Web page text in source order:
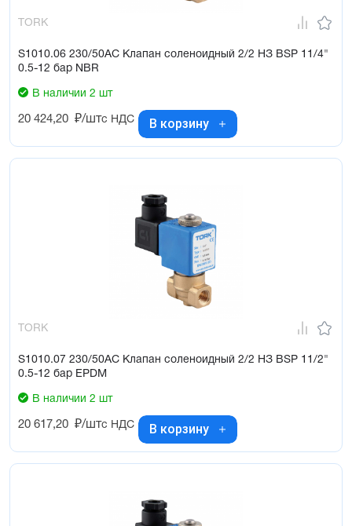
TORK
S1010.06 230/50AC Клапан соленоидный 2/2 НЗ BSP 11/4"
0.5-12 бар NBR
В наличии 2 шт
20 424,20 ₽/штс НДС В корзину
TORK
S1010.07 230/50AC Клапан соленоидный 2/2 НЗ BSP 11/2"
0.5-12 бар EPDM
В наличии 2 шт
20 617,20 ₽/штс НДС В корзину